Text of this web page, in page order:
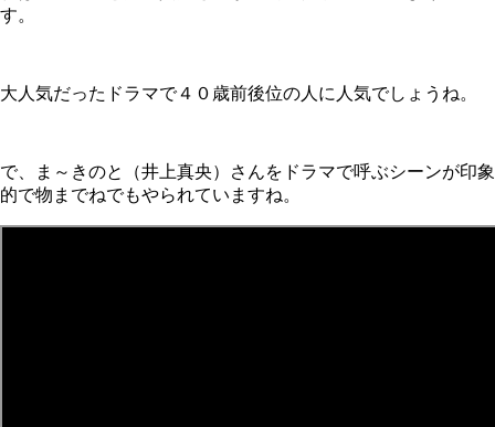
す。
大人気だったドラマで４０歳前後位の人に人気でしょうね。
で、ま～きのと（井上真央）さんをドラマで呼ぶシーンが印象
的で物までねでもやられていますね。